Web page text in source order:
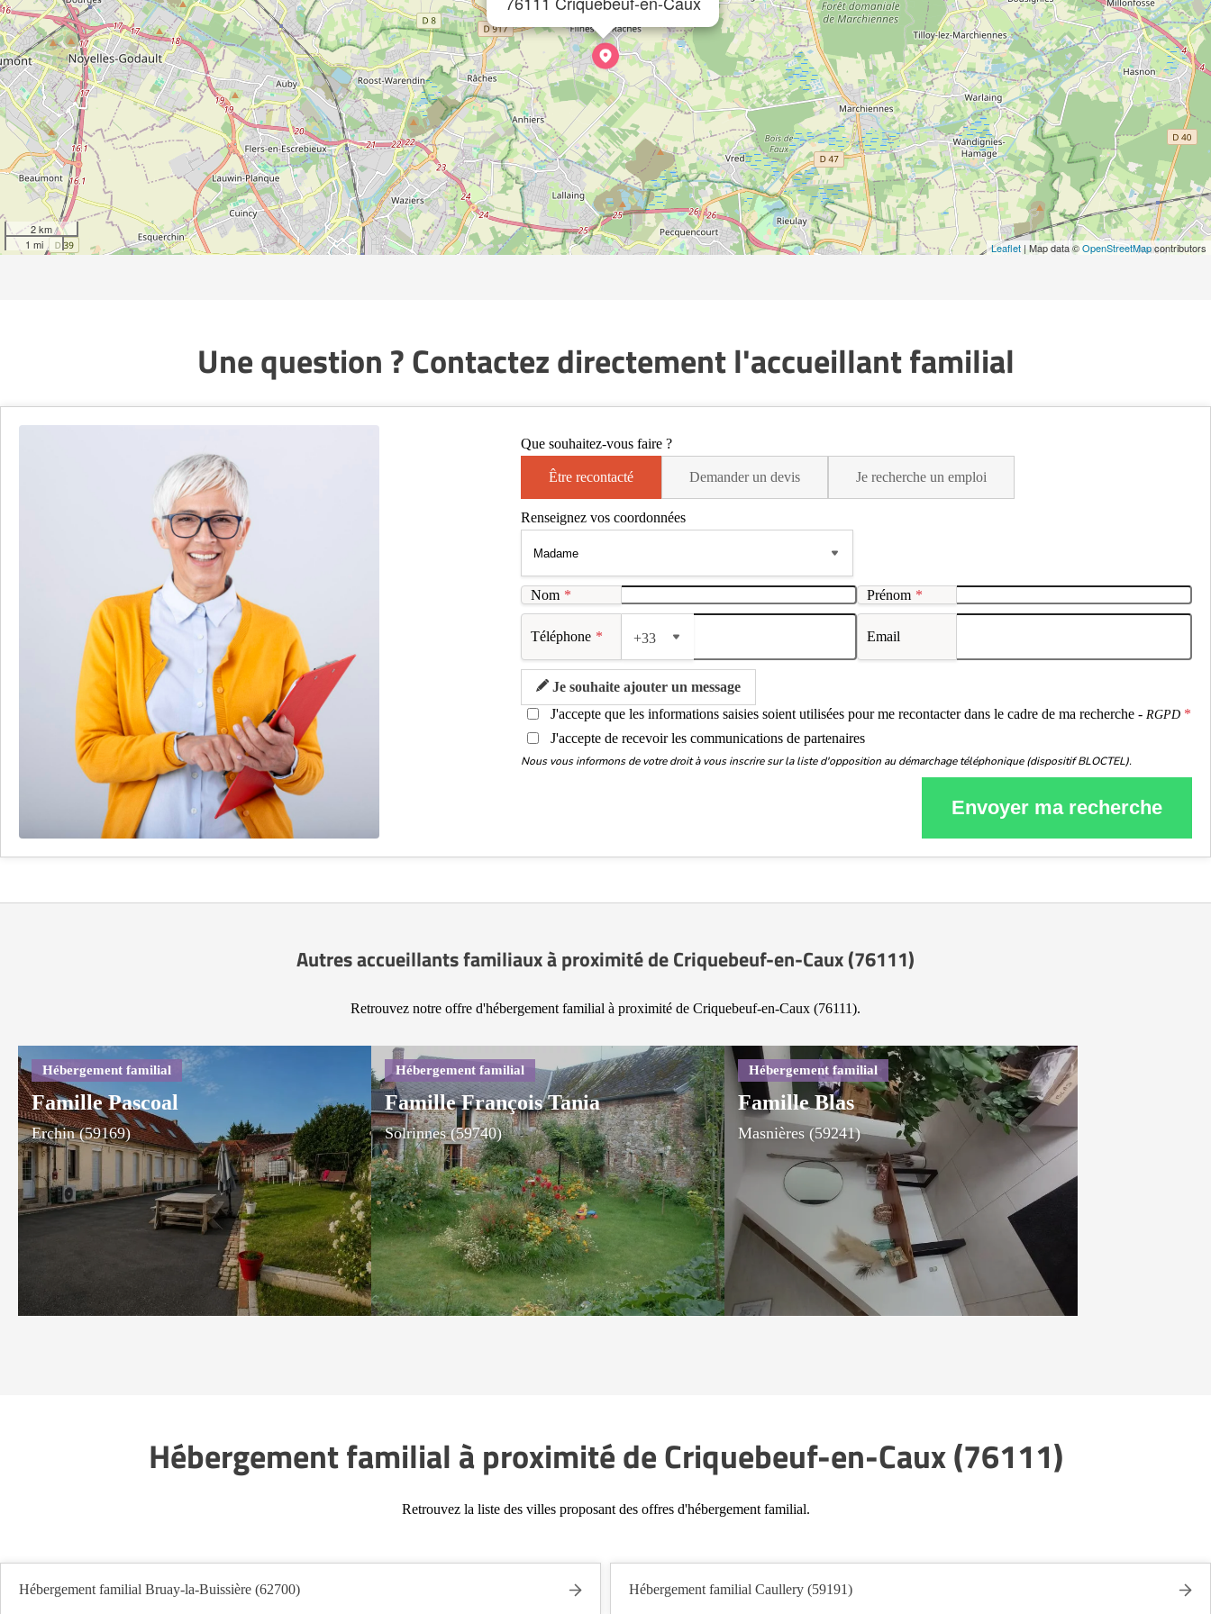
2 km
1 mi
Leaflet | Map data ©OpenStreetMapcontributors
Une question ? Contactez directement l'accueillant familial
Que souhaitez-vous faire ?
Être recontacté Demander un devis Je recherche un emploi
Renseignez vos coordonnées
Nom * Prénom *
Téléphone * +33 Email
Je souhaite ajouter un message
J'accepte que les informations saisies soient utilisées pour me recontacter dans le cadre de ma recherche - RGPD
J'accepte de recevoir les communications de partenaires
Nous vous informons de votre droit à vous inscrire sur la liste d'opposition au démarchage téléphonique (dispositif BLOCTEL).
Envoyer ma recherche
Autres accueillants familiaux à proximité de Criquebeuf-en-Caux (76111)
Retrouvez notre offre d'hébergement familial à proximité de Criquebeuf-en-Caux (76111).
Famille Pascoal
Erchin (59169)
Famille François Tania
Solrinnes (59740)
Famille Blas
Masnières (59241)
Hébergement familial à proximité de Criquebeuf-en-Caux (76111)
Retrouvez la liste des villes proposant des offres d'hébergement familial.
Hébergement familial Bruay-la-Buissière (62700) Hébergement familial Caullery (59191)